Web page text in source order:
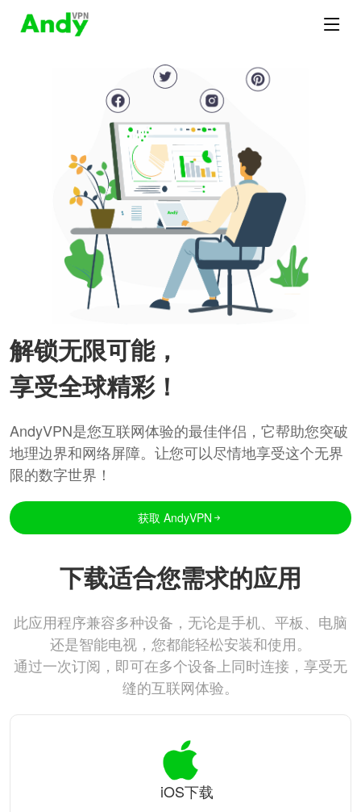
解锁无限可能，
享受全球精彩！
AndyVPN是您互联网体验的最佳伴侣，它帮助您突破
地理边界和网络屏障。让您可以尽情地享受这个无界
限的数字世界！
获取 AndyVPN
下载适合您需求的应用
此应用程序兼容多种设备，无论是手机、平板、电脑
还是智能电视，您都能轻松安装和使用。
通过一次订阅，即可在多个设备上同时连接，享受无
缝的互联网体验。
iOS下载